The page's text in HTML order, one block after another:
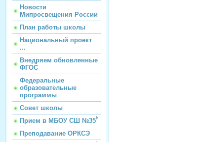
Новости
Мипросвещения России
План работы школы
Национальный проект
...
Внедряем обновленные
ФГОС
Федеральные
образовательные
программы
Совет школы
Прием в МБОУ СШ №35
Преподавание ОРКСЭ